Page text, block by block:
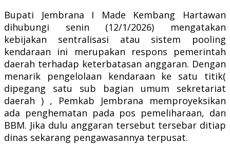
Bupati Jembrana I Made Kembang Hartawan
dihubungi senin (12/1/2026) mengatakan
kebijakan sentralisasi atau sistem pooling
kendaraan ini merupakan respons pemerintah
daerah terhadap keterbatasan anggaran. Dengan
menarik pengelolaan kendaraan ke satu titik(
dipegang satu sub bagian umum sekretariat
daerah ) , Pemkab Jembrana memproyeksikan
ada penghematan pada pos pemeliharaan, dan
BBM. Jika dulu anggaran tersebut tersebar ditiap
dinas sekarang pengawasannya terpusat.